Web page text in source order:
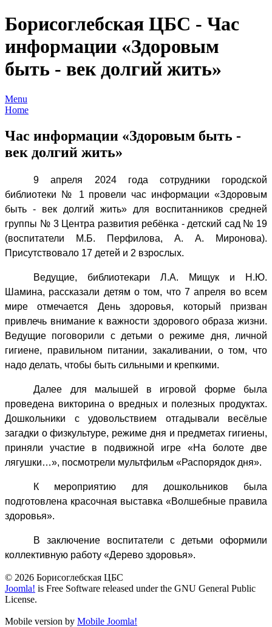
Борисоглебская ЦБС - Час
информации «Здоровым
быть - век долгий жить»
Menu
Home
Час информации «Здоровым быть -
век долгий жить»
9 апреля 2024 года сотрудники городской
библиотеки № 1 провели час информации «Здоровым
быть - век долгий жить» для воспитанников средней
группы № 3 Центра развития ребёнка - детский сад № 19
(воспитатели М.Б. Перфилова, А. А. Миронова).
Присутствовало 17 детей и 2 взрослых.
Ведущие, библиотекари Л.А. Мищук и Н.Ю.
Шамина, рассказали детям о том, что 7 апреля во всем
мире отмечается День здоровья, который призван
привлечь внимание к важности здорового образа жизни.
Ведущие поговорили с детьми о режиме дня, личной
гигиене, правильном питании, закаливании, о том, что
надо делать, чтобы быть сильными и крепкими.
Далее для малышей в игровой форме была
проведена викторина о вредных и полезных продуктах.
Дошкольники с удовольствием отгадывали весёлые
загадки о физкультуре, режиме дня и предметах гигиены,
приняли участие в подвижной игре «На болоте две
лягушки…», посмотрели мультфильм «Распорядок дня».
К мероприятию для дошкольников была
подготовлена красочная выставка «Волшебные правила
здоровья».
В заключение воспитатели с детьми оформили
коллективную работу «Дерево здоровья».
© 2026 Борисоглебская ЦБС
Joomla! is Free Software released under the GNU General Public
License.
Mobile version by Mobile Joomla!